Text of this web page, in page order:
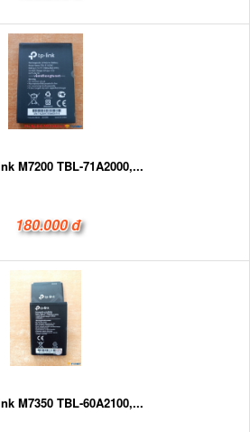
M7200 TBL-71A2000,...
180.000 đ
M7350 TBL-60A2100,...